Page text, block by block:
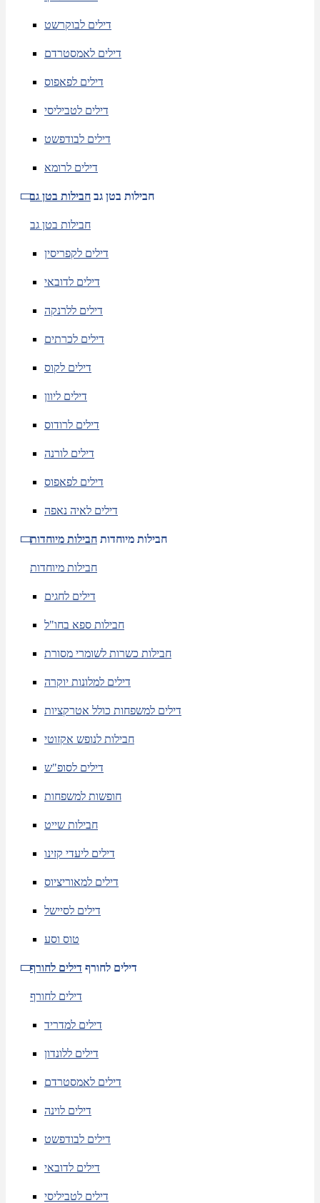
דילים לבוקרשט
דילים לאמסטרדם
דילים לפאפוס
דילים לטביליסי
דילים לבודפשט
דילים לרומא
חבילות בטן גב חבילות בטן גב
חבילות בטן גב
דילים לקפריסין
דילים לדובאי
דילים ללרנקה
דילים לכרתים
דילים לקוס
דילים ליוון
דילים לרודוס
דילים לורנה
דילים לפאפוס
דילים לאיה נאפה
חבילות מיוחדות חבילות מיוחדות
חבילות מיוחדות
דילים לחגים
חבילות ספא בחו"ל
חבילות כשרות לשומרי מסורת
דילים למלונות יוקרה
דילים למשפחות כולל אטרקציות
חבילות לנופש אקזוטי
דילים לסופ"ש
חופשות למשפחות
חבילות שייט
דילים ליעדי קזינו
דילים למאוריציוס
דילים לסיישל
טוס וסע
דילים לחורף דילים לחורף
דילים לחורף
דילים למדריד
דילים ללונדון
דילים לאמסטרדם
דילים לוינה
דילים לבודפשט
דילים לדובאי
דילים לטביליסי